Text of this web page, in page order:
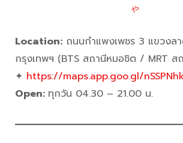
ゃ
Location: ถนนกำแพงเพชร 3 แขวงล
กรุงเทพฯ (BTS สถานีหมอชิต / MRT ส
✦ https://maps.app.goo.gl/
Open: ทุกวัน 04.30 – 21.00 น.